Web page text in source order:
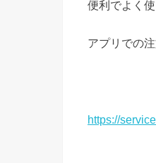
便利でよく使
アプリでの
https://